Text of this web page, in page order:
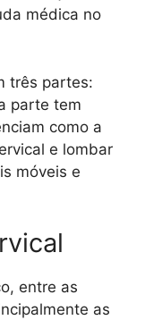
médica no
três partes:
parte tem
como a
e lombar
móveis e
entre as
as